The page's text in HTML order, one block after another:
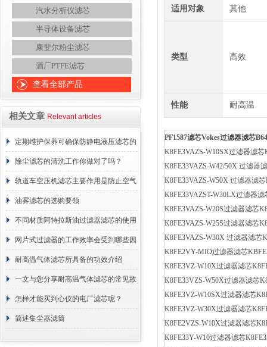
汽水分析仪滤芯
半导体设备滤芯
康斐尔粉尘滤芯
酒厂PTFE滤芯
查看全部产品
相关文章 Relevant articles
定期维护保养可确保防静电液压滤芯的
正常工作
除尘滤芯的清洗工作你做对了吗？
轨道车空压机滤芯主要作用是防止空气
中的杂质和油脂浓度升高
油雾滤芯的选购要领
不同材质阿特拉斯油过滤器滤芯的使用
周期区别介绍
网片式过滤器的工作效率会受到哪些因
素的影响？
耐高温气体滤芯所具备的功效介绍
一文与您分享耐高温气体滤芯的常见故
障相应解决方法
怎样才能买到心仪的电厂滤芯呢？
简述集尘器滤筒
适用对象 其他
类型 高效
性能 耐高温
PF1587滤芯Vokes过滤器滤芯
K8FE3VAZS-W10SX过滤器滤
K8FE33VAZS-W42/50X 过滤器
K8FE33VAZS-W50X 过滤器滤
K8FE33VAZST-W30LX过滤器
K8FE3VAZS-W20S过滤器滤芯
K8FE3VAZS-W25S过滤器滤芯
K8FE3VAZS-W30X 过滤器滤芯
K8FE2VY-MIO过滤器滤芯
K8FE3VZ-W10X过滤器滤芯
K8FE33VZS-W50X过滤器滤芯
K8FE3VZ-W10SX过滤器滤芯
K8FE3VZ-W30X过滤器滤芯
K8FE2VZS-W10X过滤器滤芯
K8FE33Y-W10过滤器滤芯